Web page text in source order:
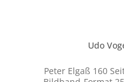
Udo
Peter Elgaß 160 Seiten, über 300